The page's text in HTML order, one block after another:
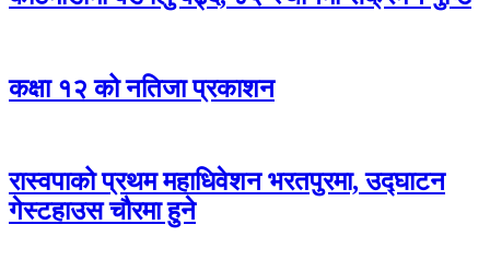
कक्षा १२ को नतिजा प्रकाशन
रास्वपाको प्रथम महाधिवेशन भरतपुरमा, उद्घाटन
गेस्टहाउस चौरमा हुने